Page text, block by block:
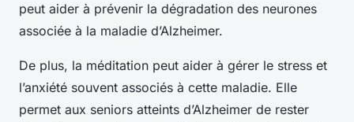
peut aider à prévenir la dégradation des neurones
associée à la maladie d’Alzheimer.
De plus, la méditation peut aider à gérer le stress et
l’anxiété souvent associés à cette maladie. Elle
permet aux seniors atteints d’Alzheimer de rester